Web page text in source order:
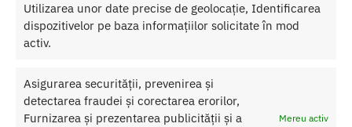
Utilizarea unor date precise de geolocație, Identificarea
dispozitivelor pe baza informațiilor solicitate în mod
activ.
Asigurarea securității, prevenirea și
detectarea fraudei și corectarea erorilor,
Furnizarea și prezentarea publicității și a
Mereu activ
Categorii: ULEI MASAJ EROTIC, Ulei masaj cu feromoni
Etichetă: Ulei Masaj Hot Bio Piper Rosu 100 ml